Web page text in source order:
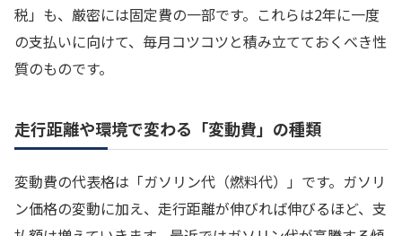
税」も、厳密には固定費の一部です。これらは2年に一度
の支払いに向けて、毎月コツコツと積み立てておくべき性
質のものです。
走行距離や環境で変わる「変動費」の種類
変動費の代表格は「ガソリン代（燃料代）」です。ガソリ
ン価格の変動に加え、走行距離が伸びれば伸びるほど、支